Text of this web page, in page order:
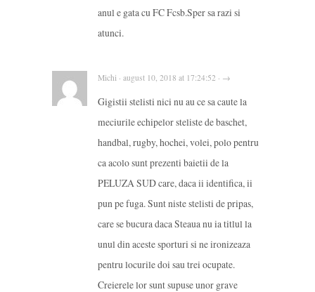
anul e gata cu FC Fcsb.Sper sa razi si
atunci.
Michi · august 10, 2018 at 17:24:52 · →
Gigistii stelisti nici nu au ce sa caute la
meciurile echipelor steliste de baschet,
handbal, rugby, hochei, volei, polo pentru
ca acolo sunt prezenti baietii de la
PELUZA SUD care, daca ii identifica, ii
pun pe fuga. Sunt niste stelisti de pripas,
care se bucura daca Steaua nu ia titlul la
unul din aceste sporturi si ne ironizeaza
pentru locurile doi sau trei ocupate.
Creierele lor sunt supuse unor grave